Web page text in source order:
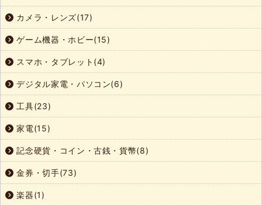
カメラ・レンズ(17)
ゲーム機器・ホビー(15)
スマホ・タブレット(4)
デジタル家電・パソコン(6)
工具(23)
家電(15)
記念硬貨・コイン・古銭・貨幣(8)
金券・切手(73)
楽器(1)